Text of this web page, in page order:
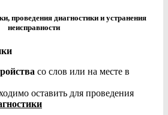
проведения диагностики и устранения
неисправности
со слов или на месте в
оставить для проведения